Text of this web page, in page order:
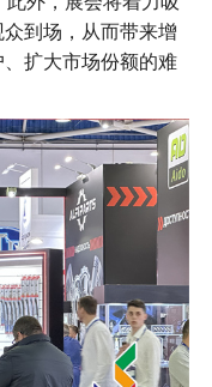
到场，从而带来增
扩大市场份额的难